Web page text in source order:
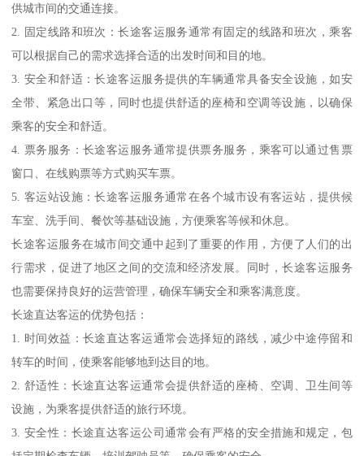
供城市间的交通连接。
2. 固定线路和班次：长途客运服务通常有固定的线路和班次，乘客
可以根据自己的需求选择合适的出发时间和目的地。
3. 安全和舒适：长途客运服务提供的车辆通常具备安全设施，如安
全带、紧急出口等，同时也提供舒适的座椅和空调等设施，以确保
乘客的安全和舒适。
4. 票务服务：长途客运服务通常提供票务服务，乘客可以通过售票
窗口、在线购票等方式购买车票。
5. 客运站设施：长途客运服务通常在各个城市设有客运站，提供候
车室、洗手间、餐饮等基础设施，方便乘客等候和休息。
长途客运服务在城市间交通中起到了重要的作用，方便了人们的出
行需求，促进了地区之间的交流和经济发展。同时，长途客运服务
也需要保持良好的运营管理，确保车辆安全和乘客满意度。
长途直达客运的优势包括：
1. 时间效益：长途直达客运通常会选择短的路线，减少中途停留和
转车的时间，使乘客能够地到达目的地。
2. 舒适性：长途直达客运通常会提供舒适的座椅、空调、卫生间等
设施，为乘客提供舒适的旅行环境。
3. 安全性：长途直达客运公司通常会有严格的安全措施和规定，包